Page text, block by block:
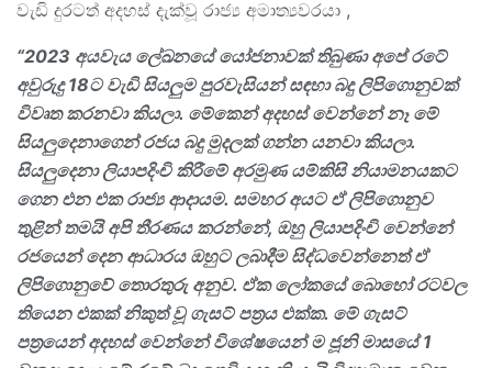
වැඩි දුරටත් අදහස් දැක්වූ රාජ්‍ය අමාත්‍යවරයා ,
“2023 අයවැය ලේඛනයේ යෝජනාවක් තිබුණා අපේ රටේ
අවුරුදු18ට වැඩි සියලුම පුරවැසියන් සඳහා බදු ලිපිගොනුවක්
විවෘත කරනවා කියලා. මේකෙන් අදහස් වෙන්නේ නෑ මේ
සියලුදෙනාගෙන් රජය බදු මුදලක් ගන්න යනවා කියලා.
සියලුදෙනා ලියාපදිංචි කිරීමේ අරමුණ යම්කිසි නියාමනයකට
ගෙන එන එක රාජ්‍ය ආදායම. සමහර අයට ඒ ලිපිගොනුව
තුළින් තමයි අපි තීරණය කරන්නේ, ඔහු ලියාපදිංචි වෙන්නේ
රජයෙන් දෙන ආධාරය ඔහුට ලබාදීම සිද්ධවෙන්නෙත් ඒ
ලිපිගොනුවේ තොරතුරු අනුව. ඒක ලෝකයේ බොහෝ රටවල
තියෙන එකක් නිකුත් වූ ගැසට් පත්‍රය එක්ක. මේ ගැසට්
පත්‍රයෙන් අදහස් වෙන්නේ විශේෂයෙන් ම ජූනි මාසයේ1